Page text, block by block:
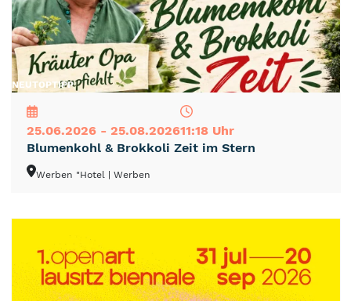
NEUTOPTIPP
25.06.2026 - 25.08.202611:18 Uhr
Blumenkohl & Brokkoli Zeit im Stern
Werben "Hotel | Werben